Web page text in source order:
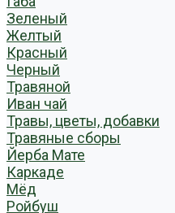
Зеленый
Желтый
Красный
Черный
Травяной
Иван чай
Травы, цветы, добавки
Травяные сборы
Йерба Мате
Каркаде
Мёд
Ройбуш